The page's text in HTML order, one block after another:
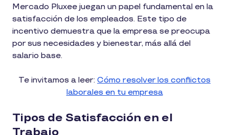
Mercado Pluxee juegan un papel fundamental en la
satisfacción de los empleados. Este tipo de
incentivo demuestra que la empresa se preocupa
por sus necesidades y bienestar, más allá del
salario base.
Te invitamos a leer: Cómo resolver los conflictos
laborales en tu empresa
Tipos de Satisfacción en el
Trabajo